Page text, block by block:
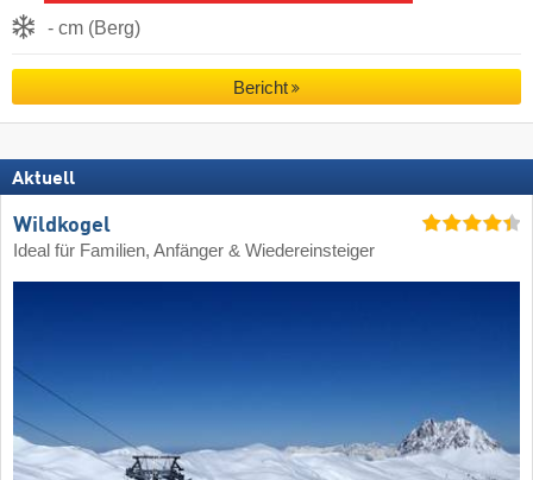
- cm (Berg)
Bericht
Aktuell
Wildkogel
Ideal für Familien, Anfänger & Wiedereinsteiger